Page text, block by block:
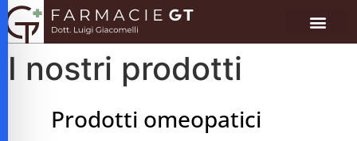
I nostri prodotti
Prodotti omeopatici